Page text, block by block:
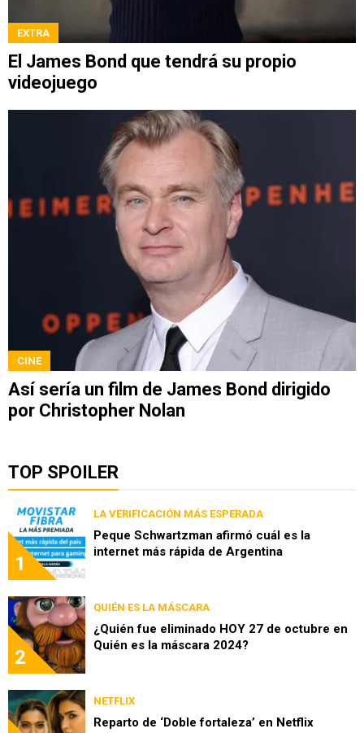
EXTRA
El James Bond que tendrá su propio
videojuego
CINE
Así sería un film de James Bond dirigido
por Christopher Nolan
TOP SPOILER
1
LA VERIFICACIÓN MÁS ESPERADA
Peque Schwartzman afirmó cuál es la
internet más rápida de Argentina
2
QUIÉN ES LA MÁSCARA
¿Quién fue eliminado HOY 27 de octubre en
Quién es la máscara 2024?
NETFLIX
Reparto de ‘Doble fortaleza’ en Netflix